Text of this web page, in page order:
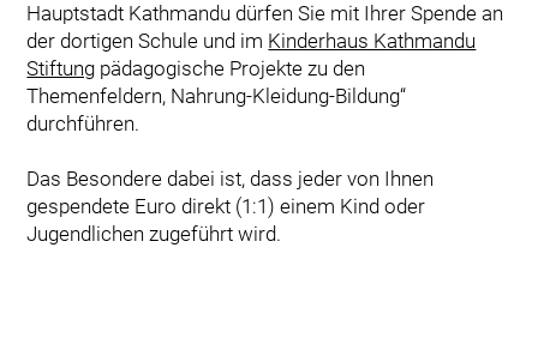
Hauptstadt Kathmandu dürfen Sie mit Ihrer Spende an
der dortigen Schule und im Kinderhaus Kathmandu
Stiftung pädagogische Projekte zu den
Themenfeldern, Nahrung-Kleidung-Bildung“
durchführen.
Das Besondere dabei ist, dass jeder von Ihnen
gespendete Euro direkt (1:1) einem Kind oder
Jugendlichen zugeführt wird.